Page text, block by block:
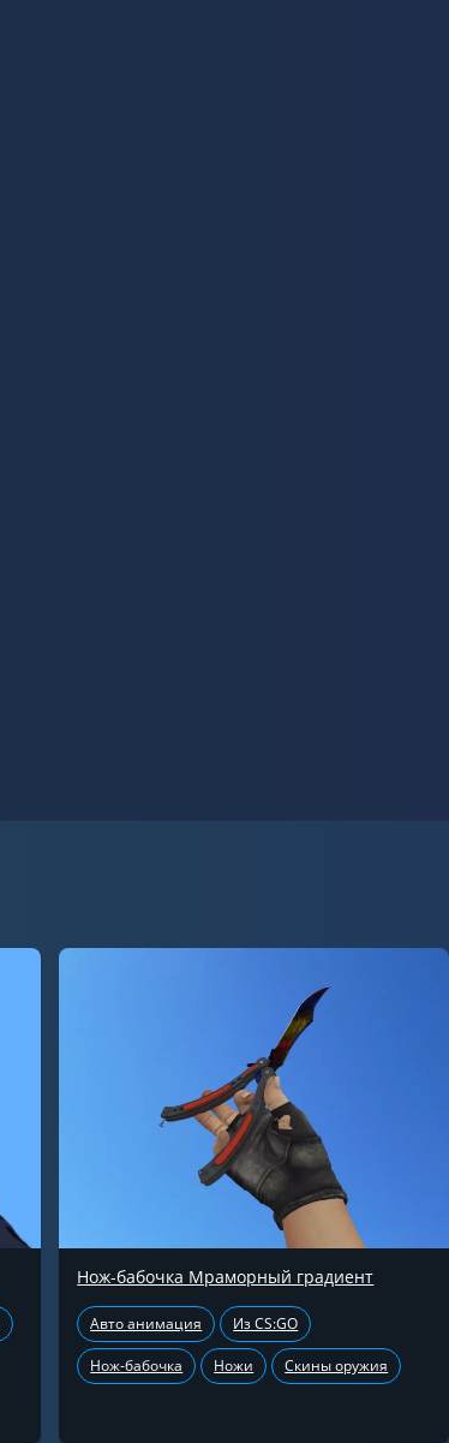
Нож-бабочка Мраморный градиент
Авто анимация Из CS:GO
Нож-бабочка Ножи Скины оружия